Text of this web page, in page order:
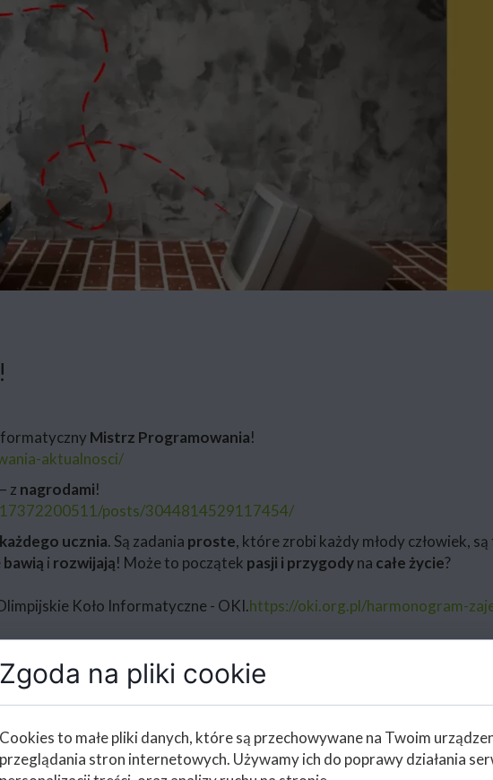
Mistrz Programowania!
aktualnosci/
– z nagrodami!
posts/3044814529117454/
każdego ucznia. Są zadania proste, które zrobi każdy młody człowiek,
bawią i rozwijają! Może to początek pasji i przygodyna całe życie?
Koło Informatyczne - OKI.https://oki.org.pl/harmonogram-
Zgoda na pliki cookie
Cookies to małe pliki danych, które są przechowywane na Twoim
przeglądania stron internetowych. Używamy ich do poprawy działania